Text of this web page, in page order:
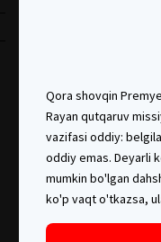
Qora shovqin
Rayan qutqaruv
vazifasi oddiy:
oddiy emas. Deyarli
mumkin bo'lgan
ko'p vaqt o'tkazsa,